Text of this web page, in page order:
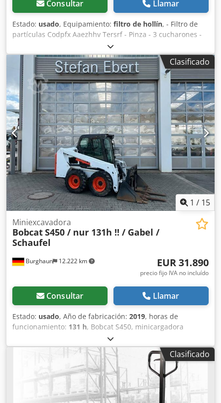
Consultar Llamar
Estado: usado, Equipamiento: filtro de hollín, - Filtro de
partículas Codpfx Aaezhhv Tersrf - Pinza - 3 cucharones -
En perfecto estado Suspensión: Hidráulica
Clasificado
1 / 15
Burghaun 12.222 km
Miniexcavadora
BobcatS450 / nur 131h !! / Gabel /
Schaufel
EUR 31.890
precio fijo IVA no incluído
Consultar Llamar
Estado: usado, Año de fabricación: 2019, horas de
funcionamiento: 131 h, Bobcat S450, minicargadora
compacta, año de fabricación: 2019, horas de
funcionamiento: ¡solo 131 horas!, horquillas para paletas,
pala, motor: Kubota [36 kW/49 CV], peso: 2.365 kg, vehículo
alemán, primer propietario, buen estado, lista para su uso
inmediato. Si lo desea, le ofrecemos una propuesta de
arrendamiento o financiación. El Sr. Mihm (Tel. ) estará
encantado de atenderle. Puede encontrar más información
Clasificado